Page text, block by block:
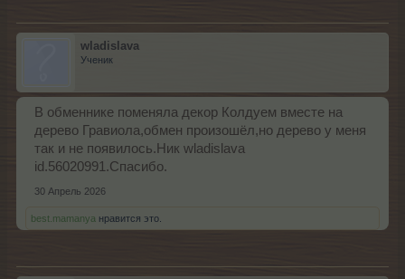
wladislava
Ученик
В обменнике поменяла декор Колдуем вместе на
дерево Гравиола,обмен произошёл,но дерево у меня
так и не появилось.Ник wladislava
id.56020991.Спасибо.
30 Апрель 2026
best.mamanya нравится это.